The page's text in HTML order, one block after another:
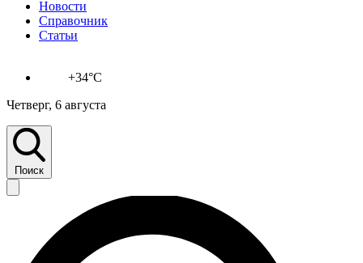
Новости
Справочник
Статьи
+34°C
Четверг, 6 августа
Поиск